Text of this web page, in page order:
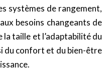
systèmes de rangement,
besoins changeants de
la taille et l’adaptabilité du
du confort et du bien-être